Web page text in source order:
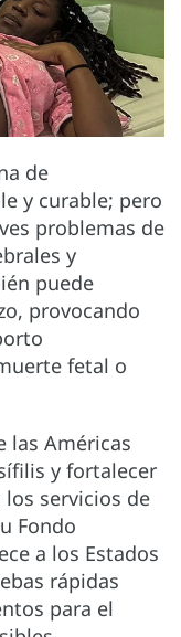
de
y curable; pero
problemas de
y
puede
provocando
fetal o
las Américas
y fortalecer
servicios de
Fondo
a los Estados
rápidas
para el